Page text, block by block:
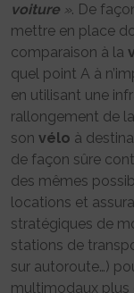
voiture ». De
mettre en place
comparaison à la
quel point A à
en utilisant une
rallongement de
son vélo à
de façon sûre
des mêmes
locations et
stratégiques de
stations de
sur autoroute…)
multimodaux plus